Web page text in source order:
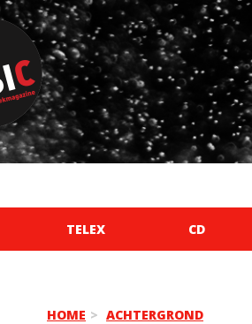
TELEX CD
HOME ACHTERGROND